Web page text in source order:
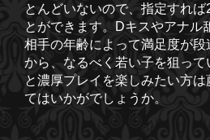
とんどいないので、指定すれ
とができます。Dキスやアナル
相手の年齢によって満足度が
から、なるべく若い子を狙っ
と濃厚プレイを楽しみたい方
てはいかがでしょうか。